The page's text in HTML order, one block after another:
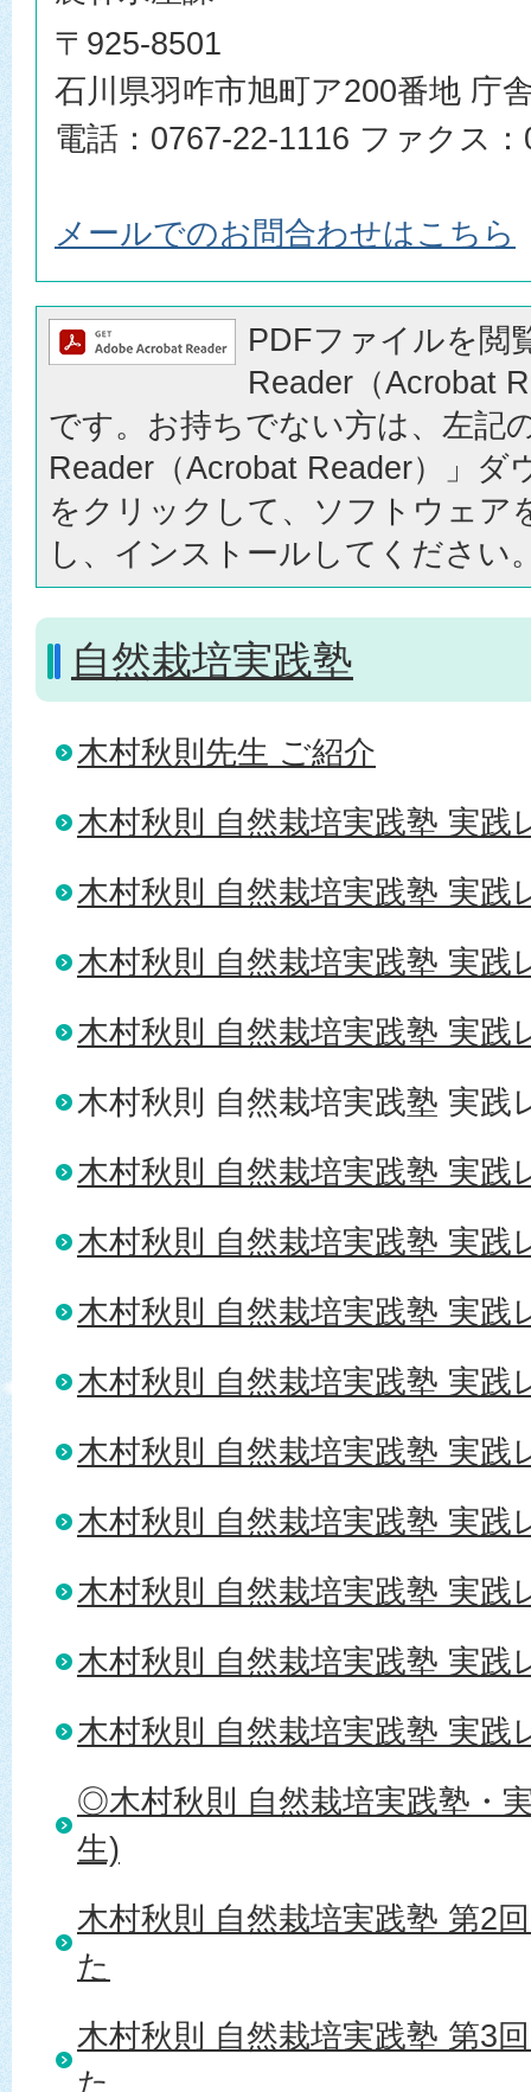
〒925-8501
石川県羽咋市旭町ア200番地 庁
電話：0767-22-1116 ファクス
メールでのお問合わせはこちら
PDFファイルを閲
Reader（Acrobat
です。お持ちでない方は、左記
Reader（Acrobat Reader）」ダ
をクリックして、ソフトウェア
し、インストールしてください
自然栽培実践塾
木村秋則先生 ご紹介
木村秋則 自然栽培実践塾 実践
木村秋則 自然栽培実践塾 実践
木村秋則 自然栽培実践塾 実践
木村秋則 自然栽培実践塾 実践
木村秋則 自然栽培実践塾 実践
木村秋則 自然栽培実践塾 実践
木村秋則 自然栽培実践塾 実践
木村秋則 自然栽培実践塾 実践
木村秋則 自然栽培実践塾 実践
木村秋則 自然栽培実践塾 実践
木村秋則 自然栽培実践塾 実践
木村秋則 自然栽培実践塾 実践
木村秋則 自然栽培実践塾 実践
木村秋則 自然栽培実践塾 実践
◎木村秋則 自然栽培実践塾・
生)
木村秋則 自然栽培実践塾 第2
た
木村秋則 自然栽培実践塾 第3
た